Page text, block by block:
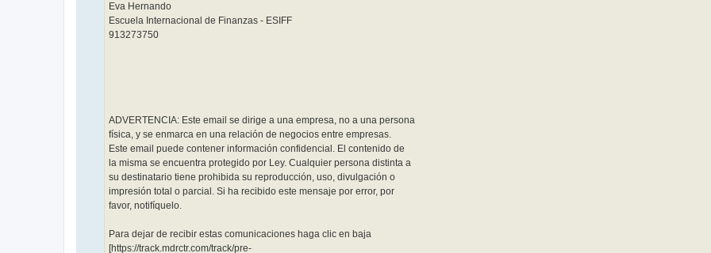
Eva Hernando
Escuela Internacional de Finanzas - ESIFF
913273750
ADVERTENCIA: Este email se dirige a una empresa, no a una persona
física, y se enmarca en una relación de negocios entre empresas.
Este email puede contener información confidencial. El contenido de
la misma se encuentra protegido por Ley. Cualquier persona distinta a
su destinatario tiene prohibida su reproducción, uso, divulgación o
impresión total o parcial. Si ha recibido este mensaje por error, por
favor, notifíquelo.
Para dejar de recibir estas comunicaciones haga clic en baja
[https://track.mdrctr.com/track/pre-